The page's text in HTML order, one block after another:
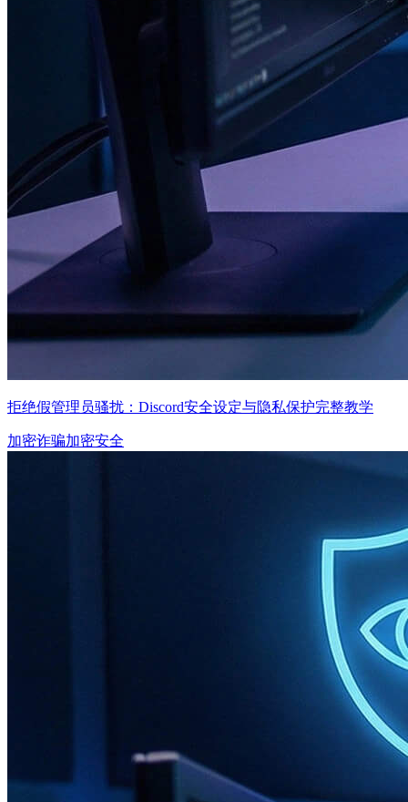
拒绝假管理员骚扰：Discord安全设定与隐私保护完整教学
加密诈骗加密安全